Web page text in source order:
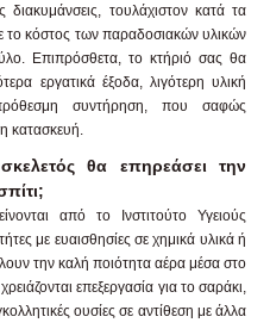
τουλάχιστον κατά τα
το κόστος των παραδοσιακών υλικών
Επιπρόσθετα, το κτήριό σας θα
εργατικά έξοδα, λιγότερη υλική
συντήρηση, που σαφώς
κατασκευή.
θα επηρεάσει την
από το Ινστιτούτο Υγειούς
με ευαισθησίες σε χημικά υλικά ή
την καλή ποιότητα αέρα μέσα στο
επεξεργασία για το σαράκι,
ουσίες σε αντίθεση με άλλα